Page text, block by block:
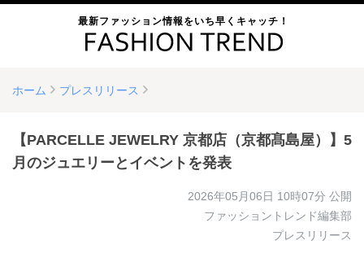
最新ファッション情報をいち早くキャッチ！
ホーム プレスリリース
【PARCELLE JEWELRY 京都店（京都髙島屋）】5
月のジュエリーとイベントを発表
2026年05月06日 10時07分 公開
ファッショントレンド編集部
プレスリリース